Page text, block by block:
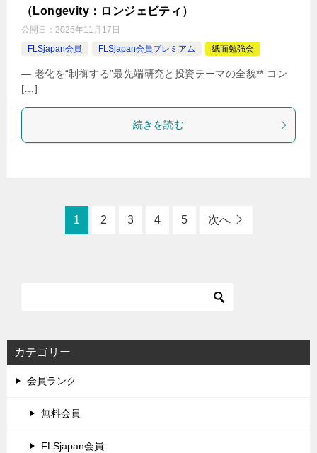
（Longevity：ロンジェビティ）
公開日： 2025年11月17日
FLSjapan会員
FLSjapan会員プレミアム 紙面勉強会
― 老化を“制御する”最先端研究と投資テーマの全貌** コン
[…]
続きを読む
1 2 3 4 5 次へ
カテゴリー
会員ランク
無料会員
FLSjapan会員